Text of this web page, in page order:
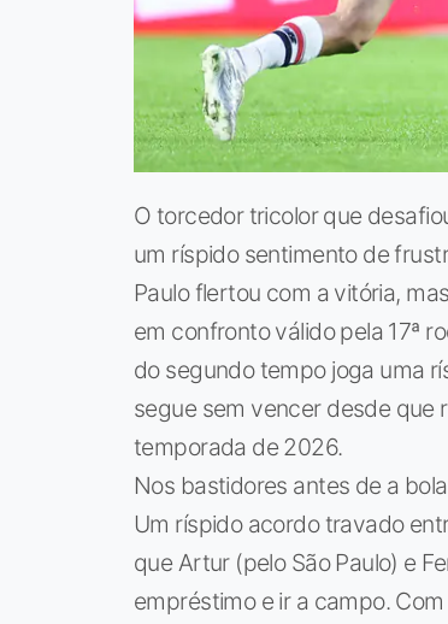
O torcedor tricolor que
um ríspido sentimento de
Paulo flertou com a vitória,
em confronto válido pela 17ª
do segundo tempo joga uma
segue sem vencer desde que
temporada de 2026.
Nos bastidores antes de a
Um ríspido acordo travado
que Artur (pelo São Paulo) e
empréstimo e ir a campo.